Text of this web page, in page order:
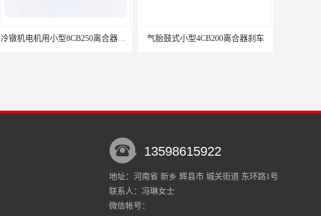
冷镦机电机用小型8CB250离合器制动器刹车 气胎鼓式小型4CB200离合器刹车
16CB500双列离合器电机使用
13598615922
地址：河南省 新乡 辉县市 城关街道 东环路1号
联系人：冯琳女士
微信帐号：